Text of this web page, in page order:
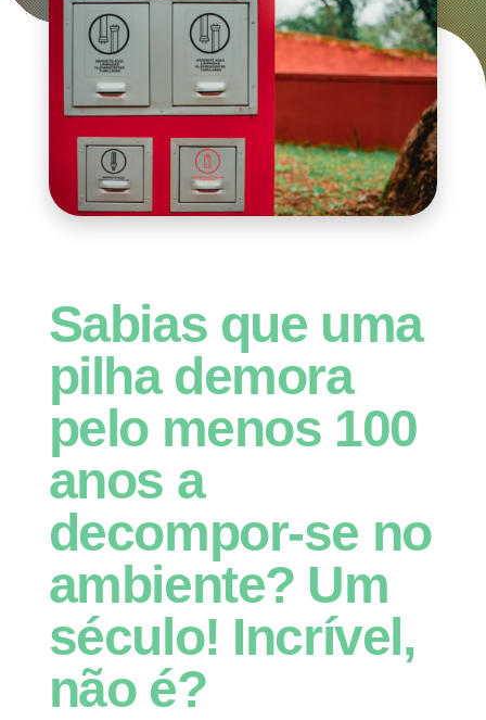
Sabias que uma
pilha demora
pelo menos 100
anos a
decompor-se no
ambiente? Um
século! Incrível,
não é?